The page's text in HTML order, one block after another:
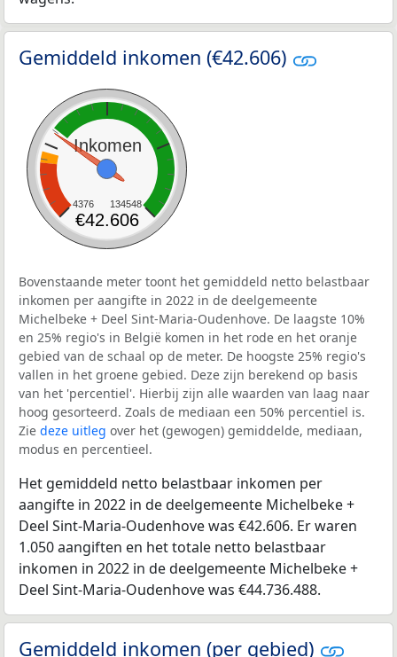
Gemiddeld inkomen (€42.606)
Inkomen
4376 134548
€42.606
Bovenstaande meter toont het gemiddeld netto belastbaar
inkomen per aangifte in 2022 in de deelgemeente
Michelbeke + Deel Sint-Maria-Oudenhove. De laagste 10%
en 25% regio's in België komen in het rode en het oranje
gebied van de schaal op de meter. De hoogste 25% regio's
vallen in het groene gebied. Deze zijn berekend op basis
van het 'percentiel'. Hierbij zijn alle waarden van laag naar
hoog gesorteerd. Zoals de mediaan een 50% percentiel is.
Zie deze uitleg over het (gewogen) gemiddelde, mediaan,
modus en percentieel.
Het gemiddeld netto belastbaar inkomen per
aangifte in 2022 in de deelgemeente Michelbeke +
Deel Sint-Maria-Oudenhove was €42.606. Er waren
1.050 aangiften en het totale netto belastbaar
inkomen in 2022 in de deelgemeente Michelbeke +
Deel Sint-Maria-Oudenhove was €44.736.488.
Gemiddeld inkomen (per gebied)